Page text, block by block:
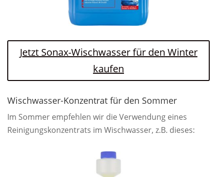
Jetzt Sonax-Wischwasser für den Winter
kaufen
Wischwasser-Konzentrat für den Sommer
Im Sommer empfehlen wir die Verwendung eines
Reinigungskonzentrats im Wischwasser, z.B. dieses: